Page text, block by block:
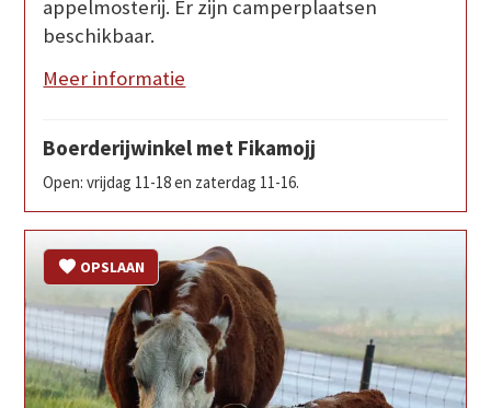
appelmosterij. Er zijn camperplaatsen
beschikbaar.
Meer informatie
Boerderijwinkel met Fikamojj
Open: vrijdag 11-18 en zaterdag 11-16.
OPSLAAN